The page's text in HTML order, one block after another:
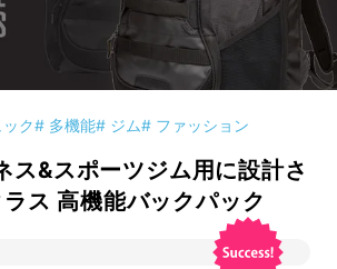
ク# 多機能# ジム# ファッション
ス&スポーツジム用に設計さ
ス 高機能バックパック